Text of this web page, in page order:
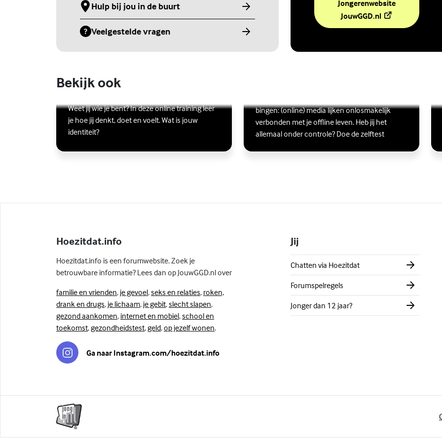
Hulp bij jou in de buurt
(Externe link)
Veelgestelde vragen
(Externe link)
Jongerenwebsite
JouwGGD.nl(Externe link)
Bekijk ook
Online zelfhulptraining - Wie ben
Weet jij wie je bent? In deze online training leer
je hoe jij denkt, doet en voelt. Wat is jouw
identiteit?
Lees meer over Online zelfhulptraining - Wie ben ik?
(Externe link)
bingen: (online) media lijken onlosmakelijk
verbonden met je offline leven. Heb jij het
allemaal onder controle? Doe de zelftest
Lees meer over Ben jij digitaal in balans?
(Externe link)
Hoezitdat.info
Hoezitdat.info is een forumwebsite. Zoek je
betrouwbare informatie? Lees dan op JouwGGD.nl over
familie en vrienden, je gevoel,seks en relaties, roken,
drank en drugs, je lichaam, je gebit,slecht slapen,
gezond aankomen, internet en mobiel,school en
toekomst,gezondheidstest,geld,op jezelf wonen.
Ga naar Instagram.com/hoezitdat.info
Jij
Chatten via Hoezitdat
Forumspelregels
Jonger dan 12 jaar?